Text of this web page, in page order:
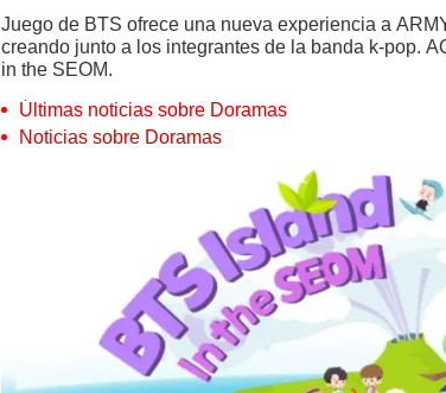
Juego de BTS ofrece una nueva experiencia a
creando junto a los integrantes de la banda k-pop.
in the SEOM.
Últimas noticias sobre Doramas
Noticias sobre Doramas